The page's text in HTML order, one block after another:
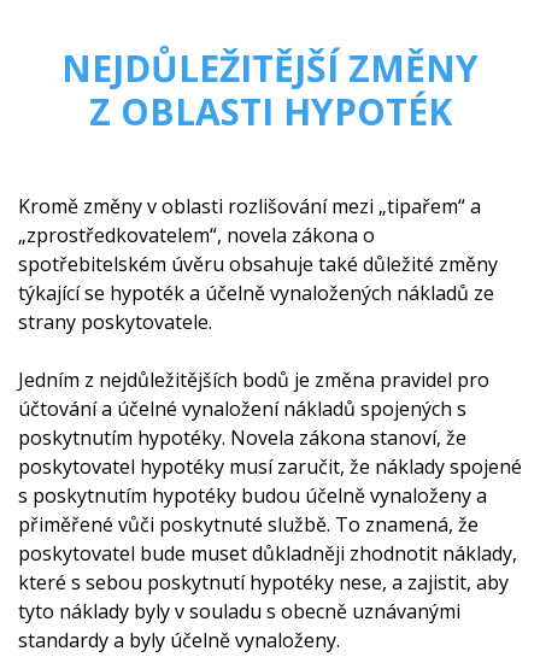
NEJDŮLEŽITĚJŠÍ ZMĚNY
Z OBLASTI HYPOTÉK
Kromě změny v oblasti rozlišování mezi „tipařem“ a
„zprostředkovatelem“, novela zákona o
spotřebitelském úvěru obsahuje také důležité změny
týkající se hypoték a účelně vynaložených nákladů ze
strany poskytovatele.
Jedním z nejdůležitějších bodů je změna pravidel pro
účtování a účelné vynaložení nákladů spojených s
poskytnutím hypotéky. Novela zákona stanoví, že
poskytovatel hypotéky musí zaručit, že náklady spojené
s poskytnutím hypotéky budou účelně vynaloženy a
přiměřené vůči poskytnuté službě. To znamená, že
poskytovatel bude muset důkladněji zhodnotit náklady,
které s sebou poskytnutí hypotéky nese, a zajistit, aby
tyto náklady byly v souladu s obecně uznávanými
standardy a byly účelně vynaloženy.